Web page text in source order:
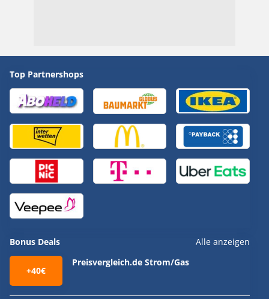
Top Partnershops
Bonus Deals Alle anzeigen
+40€
Preisvergleich.de Strom/Gas